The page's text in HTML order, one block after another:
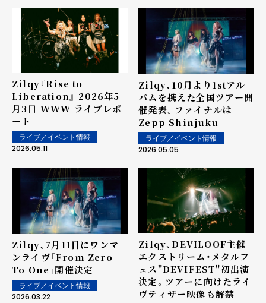
Zilqy『Rise to
Liberation』 2026年5
月3日 WWW ライブレポ
ート
ライブ／イベント情報
2026.05.11
Zilqy、10月より1stアル
バムを携えた全国ツアー開
催発表。ファイナルは
Zepp Shinjuku
ライブ／イベント情報
2026.05.05
Zilqy、7月11日にワンマ
ンライヴ「From Zero
To One」開催決定
ライブ／イベント情報
2026.03.22
Zilqy、DEVILOOF主催
エクストリーム・メタルフ
ェス"DEVIFEST"初出演
決定。ツアーに向けたライ
ヴティザー映像も解禁